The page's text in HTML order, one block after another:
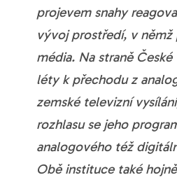
projevem snahy
vývoj prostředí, v
média. Na straně
léty k přechodu z
zemské televizní
rozhlasu se jeho
analogového též
Obě instituce také